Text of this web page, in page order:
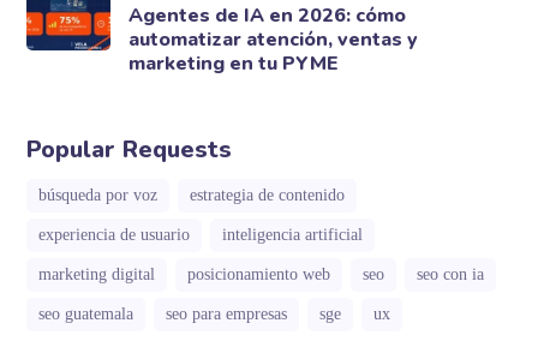
Agentes de IA en 2026: cómo
automatizar atención, ventas y
marketing en tu PYME
Popular Requests
búsqueda por voz estrategia de contenido
experiencia de usuario inteligencia artificial
marketing digital posicionamiento web seo seo con ia
seo guatemala seo para empresas sge ux